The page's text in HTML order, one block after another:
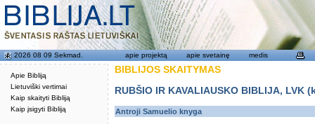
Apie Bibliją
Lietuviški vertimai
Kaip skaityti Bibliją
Kaip įsigyti Bibliją
2026 08 09 Sekmad. apie projektą apie svetainę medis
BIBLIJOS SKAITYMAS
RUBŠIO IR KAVALIAUSKO BIBLIJA,
Antroji Samuelio knyga